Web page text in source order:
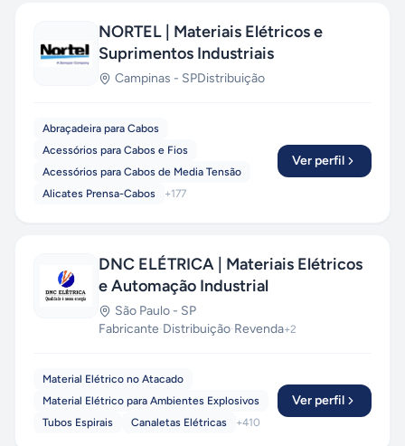
NORTEL | Materiais Elétricos e
Suprimentos Industriais
Campinas - SPDistribuição
Abraçadeira para Cabos
Acessórios para Cabos e Fios
Acessórios para Cabos de Media Tensão
Alicates Prensa-Cabos
+177
Ver perfil
DNC ELÉTRICA | Materiais Elétricos
e Automação Industrial
São Paulo - SP
Fabricante·Distribuição·Revenda+2
Material Elétrico no Atacado
Material Elétrico para Ambientes Explosivos
Tubos Espirais
Canaletas Elétricas +410
Ver perfil